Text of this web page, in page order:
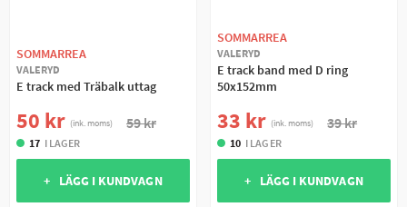
SOMMARREA
VALERYD
E track med Träbalk uttag
50 kr (ink. moms) 59 kr
17 I LAGER
+ LÄGG I KUNDVAGN
SOMMARREA
VALERYD
E track band med D ring
50x152mm
33 kr (ink. moms) 39 kr
10 I LAGER
+ LÄGG I KUNDVAGN